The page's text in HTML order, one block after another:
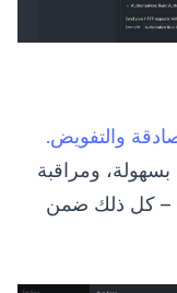
والتفويض.
ومراقبة
– كل ذلك ضمن